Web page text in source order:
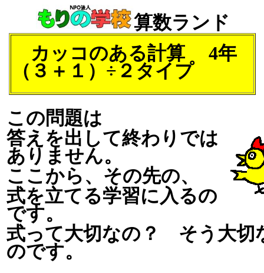
算数ランド
カッコのある計算 4年
（３＋１）÷２タイプ
この問題は
答えを出して終わりでは
ありません。
ここから、その先の、
式を立てる学習に入るの
です。
式って大切なの？ そう大切
のです。